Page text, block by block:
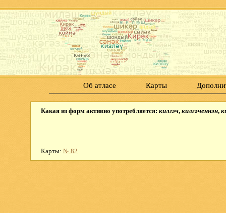
Об атласе Карты
Какая из форм активно употребляется: килгәч, килгәченнән,
Карты: № 82